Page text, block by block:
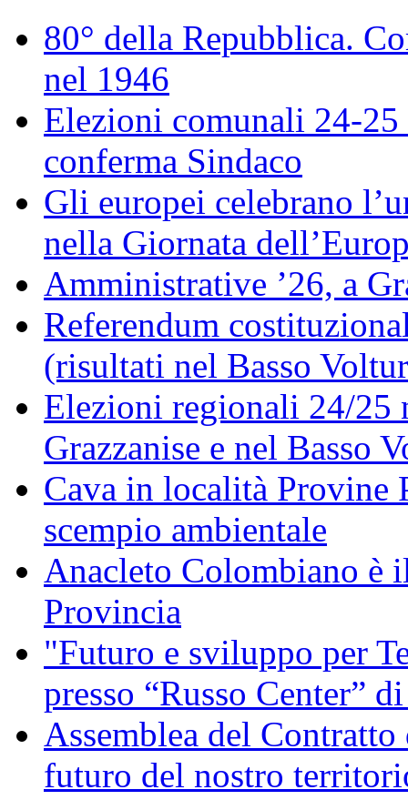
80° della Repubblica.
nel 1946
Elezioni comunali 24-
conferma Sindaco
Gli europei celebrano
nella Giornata
Amministrative ’26, a
Referendum
(risultati nel Basso
Elezioni regionali 24/
Grazzanise e nel Basso
Cava in località Provine
scempio ambientale
Anacleto Colombiano è
Provincia
"Futuro e sviluppo per
presso “Russo Center”
Assemblea del
futuro del nostro